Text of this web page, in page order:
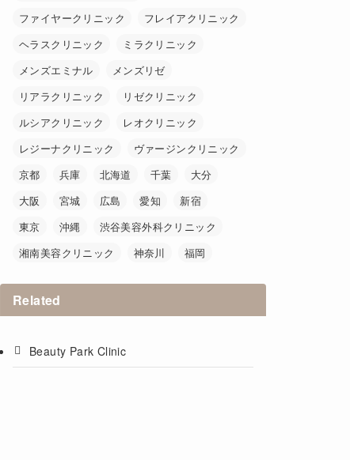
ファイヤークリニック
フレイアクリニック
ヘラスクリニック
ミラクリニック
メンズエミナル
メンズリゼ
リアラクリニック
リゼクリニック
ルシアクリニック
レオクリニック
レジーナクリニック
ヴァージンクリニック
京都
兵庫 北海道 千葉
大分
大阪
宮城 広島 愛知
新宿
東京
沖縄
渋谷美容外科クリニック
湘南美容クリニック
神奈川 福岡
Related
Beauty Park Clinic